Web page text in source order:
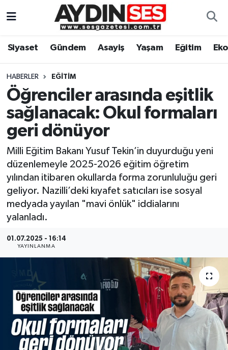
Siyaset Gündem Asayiş Yaşam Eğitim
HABERLER EĞITIM
Öğrenciler arasında eşitlik
sağlanacak: Okul formaları
geri dönüyor
Milli Eğitim Bakanı Yusuf Tekin’in duyurduğu yeni
düzenlemeyle 2025-2026 eğitim öğretim
yılından itibaren okullarda forma zorunluluğu geri
geliyor. Nazilli’deki kıyafet satıcıları ise sosyal
medyada yayılan "mavi önlük" iddialarını
yalanladı.
01.07.2025 - 16:14
YAYINLANMA
Gündem
Siyaset
Ekonomi
Eğitim
Kültür Sanat
Spor
Aydın Hava Durumu
Aydin Namaz Vakitleri
Aydın Trafik Yoğunluk Haritası
Süper Lig Puan Durumu ve Fikstür
Tüm Manşetler
Son Dakika Haberleri
Haber Arşivi